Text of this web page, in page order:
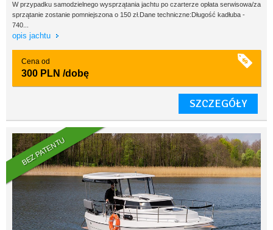
W przypadku samodzielnego wysprzątania jachtu po czarterze opłata serwisowa/za
sprzątanie zostanie pomniejszona o 150 zł.Dane techniczne:Długość kadłuba -
740...
opis jachtu
Cena od
300 PLN /dobę
SZCZEGÓŁY
BEZ PATENTU